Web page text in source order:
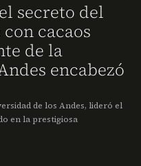
secreto del
cacaos
de la
encabezó
de los Andes, lideró el
en la prestigiosa